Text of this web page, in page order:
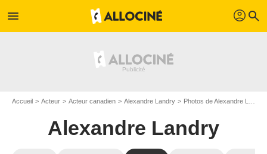
menu profil search
Accueil Acteur Acteur canadien Alexandre Landry Photos de Alexandre Landry
Alexandre Landry